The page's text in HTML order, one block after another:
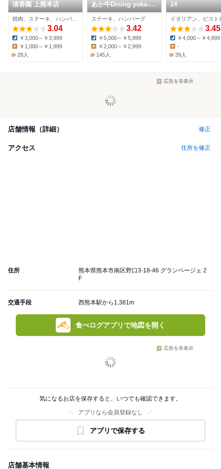
清香園 上熊本店
3.04
Dinner:
￥3,000～￥3,999
Lunch:
￥1,000～￥1,999
28人
あか牛Dining yoka-
yoka 鉄板&グリル
ステーキ、ハンバーグ
3.42
Dinner:
￥5,000～￥5,999
￥2,000～￥2,999
145人
14
3.45
Dinner:
￥4,000～￥4,999
Lunch:
-
39人
広告を非表示
店舗情報（詳細） 修正
アクセス 住所を修正
住所
熊本県熊本市南区野口3-18-46 グランベージェ 2
F
交通手段 西熊本駅から1,381m
食べログアプリで地図を開く
広告を非表示
気になるお店を保存すると、いつでも確認できます。
アプリなら会員登録なし
アプリで保存する
店舗基本情報